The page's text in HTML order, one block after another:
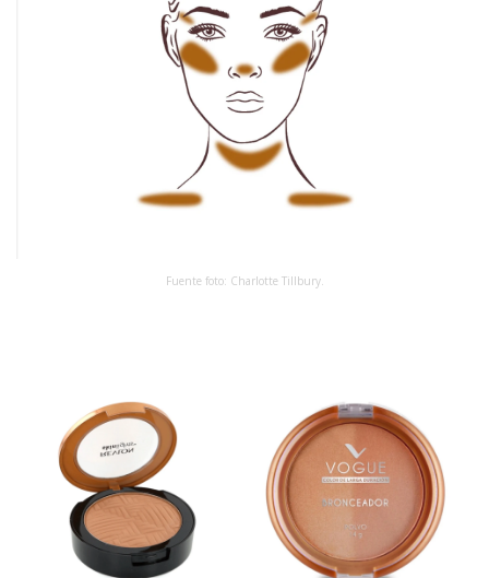
Fuente foto: Charlotte Tillbury.